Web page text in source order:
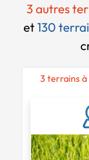
3 autres
et130
3 terrains à